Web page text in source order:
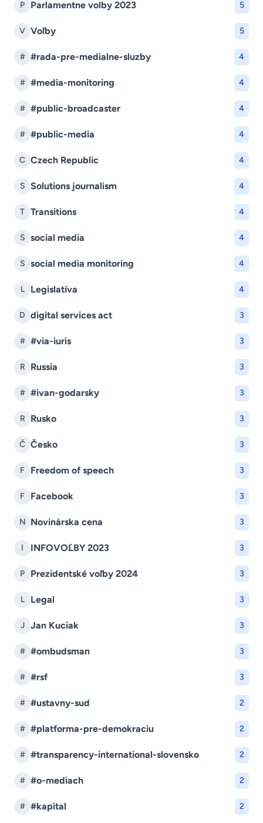
P Parlamentne volby 2023 5
V Voľby 5
# #rada-pre-medialne-sluzby 4
# #media-monitoring 4
# #public-broadcaster 4
# #public-media 4
C Czech Republic 4
S Solutions journalism 4
T Transitions 4
S social media 4
S social media monitoring 4
L Legislatíva 4
D digital services act 3
# #via-iuris 3
R Russia 3
# #ivan-godarsky 3
R Rusko 3
Č Česko 3
F Freedom of speech 3
F Facebook 3
N Novinárska cena 3
I INFOVOĽBY 2023 3
P Prezidentské voľby 2024 3
L Legal 3
J Jan Kuciak 3
# #ombudsman 3
# #rsf 3
# #ustavny-sud 2
# #platforma-pre-demokraciu 2
# #transparency-international-slovensko 2
# #o-mediach 2
# #kapital 2